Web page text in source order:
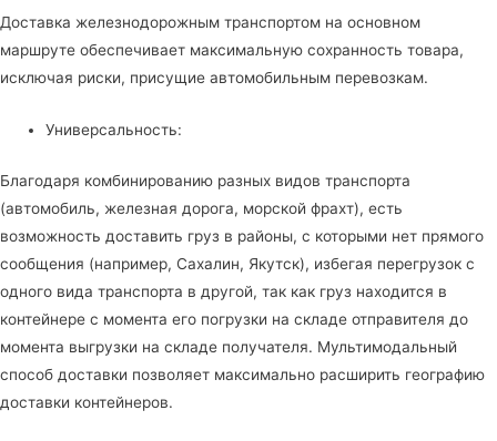
Доставка железнодорожным транспортом на основном
маршруте обеспечивает максимальную сохранность товара,
исключая риски, присущие автомобильным перевозкам.
Универсальность:
Благодаря комбинированию разных видов транспорта
(автомобиль, железная дорога, морской фрахт), есть
возможность доставить груз в районы, с которыми нет прямого
сообщения (например, Сахалин, Якутск), избегая перегрузок с
одного вида транспорта в другой, так как груз находится в
контейнере с момента его погрузки на складе отправителя до
момента выгрузки на складе получателя. Мультимодальный
способ доставки позволяет максимально расширить географию
доставки контейнеров.